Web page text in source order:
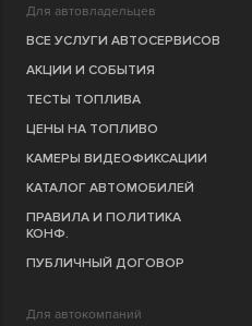
Для автовладельцев
ВСЕ УСЛУГИ АВТОСЕРВИСОВ
АКЦИИ И СОБЫТИЯ
ТЕСТЫ ТОПЛИВА
ЦЕНЫ НА ТОПЛИВО
КАМЕРЫ ВИДЕОФИКСАЦИИ
КАТАЛОГ АВТОМОБИЛЕЙ
ПРАВИЛА И ПОЛИТИКА
КОНФ.
ПУБЛИЧНЫЙ ДОГОВОР
Для автокомпаний